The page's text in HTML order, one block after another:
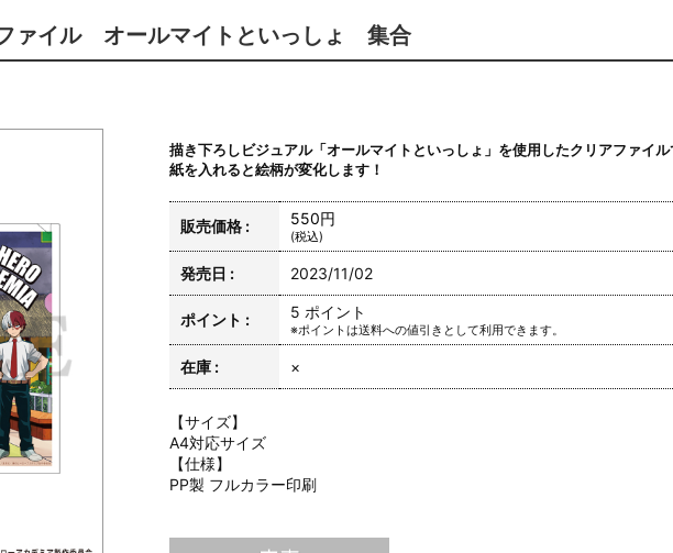
ァイル オールマイトといっしょ 集合
描き下ろしビジュアル「オールマイトといっしょ」を使用したクリアファイル
紙を入れると絵柄が変化します！
販売価格 : 550円
(税込)
発売日 : 2023/11/02
ポイント : 5 ポイント
※ポイントは送料への値引きとして利用できます。
在庫 : ×
【サイズ】
A4対応サイズ
【仕様】
PP製 フルカラー印刷